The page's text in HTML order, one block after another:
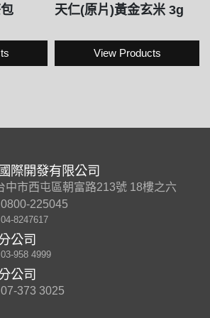
天仁(原片)黃金玄米 3g
View Products
際開發有限公司
中市西屯區朝富路213號 18樓之六
0800-225045
04-8247617
公司
03-958 4999
公司
07-373 3025